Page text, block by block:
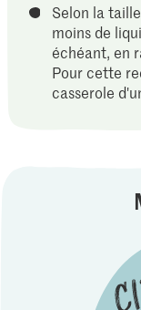
Selon la
moins de
échéant, en
Pour cette
casserole